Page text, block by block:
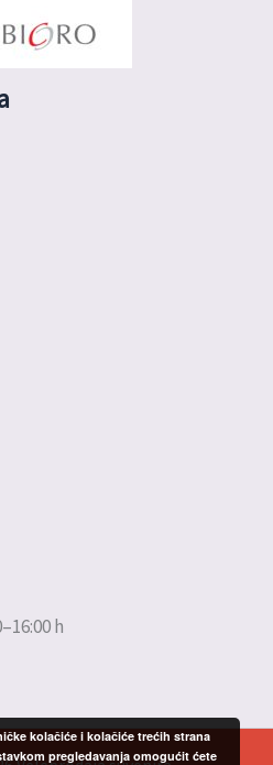
h
kolačiće i kolačiće trećih strana
pregledavanja omogućit ćete